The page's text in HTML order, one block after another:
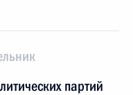
партий